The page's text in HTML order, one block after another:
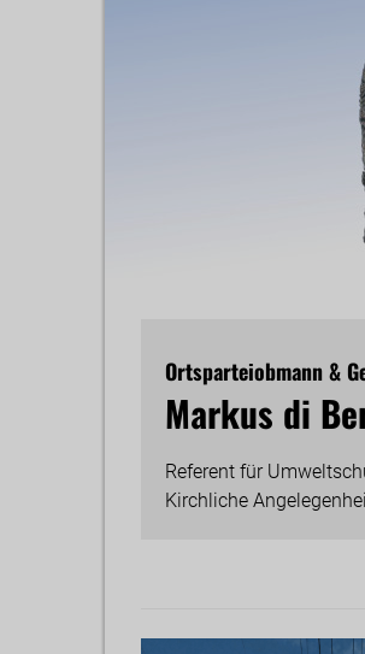
Ortsparteiobmann &
Markus di
Referent für
Kirchliche